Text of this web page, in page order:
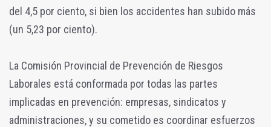
del 4,5 por ciento, si bien los accidentes han subido más
(un 5,23 por ciento).
La Comisión Provincial de Prevención de Riesgos
Laborales está conformada por todas las partes
implicadas en prevención: empresas, sindicatos y
administraciones, y su cometido es coordinar esfuerzos